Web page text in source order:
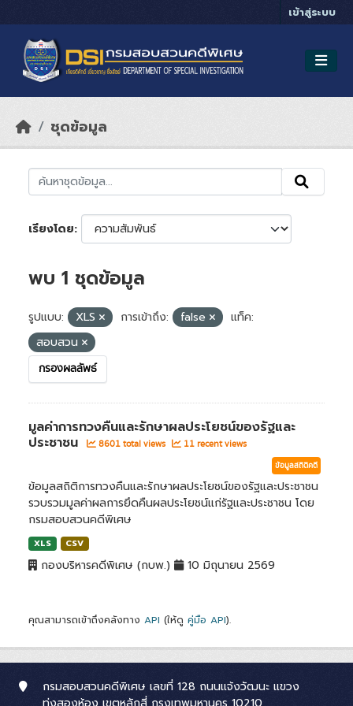
เข้าสู่ระบบ
ชุดข้อมูล
เรียงโดย
พบ 1 ชุดข้อมูล
รูปแบบ: XLS การเข้าถึง: false
แท็ค:
สอบสวน
กรองผลลัพธ์
มูลค่าการทวงคืนและรักษาผลประโยชน์ของรัฐและ
ประชาชน
8601 total views 11 recent views
ข้อมูลสถิติคดี
ข้อมูลสถิติการทวงคืนและรักษาผลประโยชน์ของรัฐและประชาชน
รวบรวมมูลค่าผลการยึดคืนผลประโยชน์แก่รัฐและประชาชน โดย
กรมสอบสวนคดีพิเศษ
XLS CSV
กองบริหารคดีพิเศษ (กบพ.) 10 มิถุนายน 2569
คุณสามารถเข้าถึงคลังทาง API (ให้ดู คู่มือ API).
กรมสอบสวนคดีพิเศษ เลขที่ 128 ถนนแจ้งวัฒนะ แขวง